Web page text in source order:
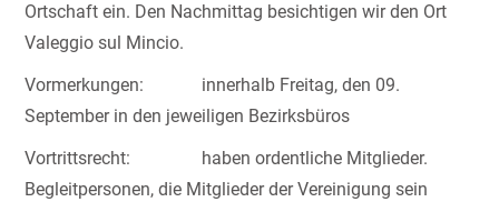
Ortschaft ein. Den Nachmittag besichtigen wir den Ort
Valeggio sul Mincio.
Vormerkungen: innerhalb Freitag, den 09.
September in den jeweiligen Bezirksbüros
Vortrittsrecht: haben ordentliche Mitglieder.
Begleitpersonen, die Mitglieder der Vereinigung sein